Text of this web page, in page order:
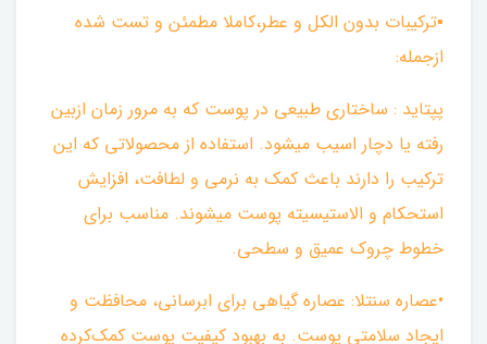
▪︎ترکیبات بدون الکل و عطر،کاملا مطمئن و تست شده
از‌جمله:
پپتاید : ساختاری طبیعی در پوست که به مرور زمان از‌بین
رفته یا دچار اسیب میشود. استفاده از محصولاتی که این
ترکیب را دارند باعث کمک به نرمی و لطافت، افزایش
استحکام و الاستیسیته پوست میشوند. مناسب برای
خطوط چروک عمیق و سطحی.
•عصاره سنتلا: عصاره گیاهی برای ابرسانی، محافظت و
ایجاد سلامتی پوست. به بهبود کیفیت پوست کمک‌کرده